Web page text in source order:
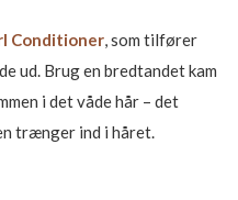
Conditioner, som tilfører
ud. Brug en bredtandet kam
i det våde hår – det
trænger ind i håret.